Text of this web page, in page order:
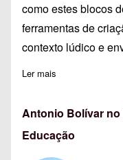
como estes blocos
ferramentas de
contexto lúdico e
Ler mais
Antonio Bolívar
Educação